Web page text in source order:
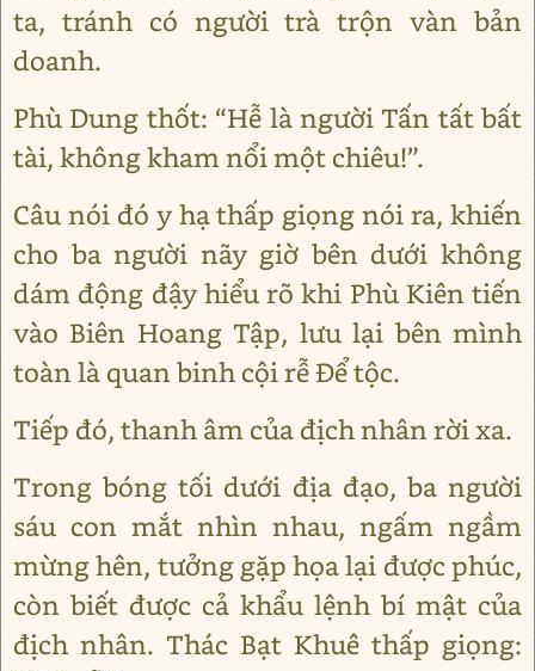
ta, tránh có người trà trộn vàn bản
doanh.
Phù Dung thốt: “Hễ là người Tấn tất bất
tài, không kham nổi một chiêu!”.
Câu nói đó y hạ thấp giọng nói ra, khiến
cho ba người nãy giờ bên dưới không
dám động đậy hiểu rõ khi Phù Kiên tiến
vào Biên Hoang Tập, lưu lại bên mình
toàn là quan binh cội rễ Để tộc.
Tiếp đó, thanh âm của địch nhân rời xa.
Trong bóng tối dưới địa đạo, ba người
sáu con mắt nhìn nhau, ngấm ngầm
mừng hên, tưởng gặp họa lại được phúc,
còn biết được cả khẩu lệnh bí mật của
địch nhân. Thác Bạt Khuê thấp giọng: